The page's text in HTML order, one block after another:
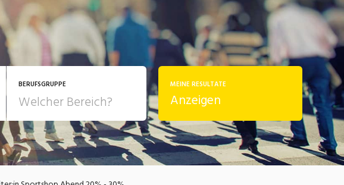
POSITION
Führungsposition
BERUFSGRUPPE
Kunst, Design, Soziale
Sport
Logistik, Transport,
MEINE RESULTATE
Anzeigen